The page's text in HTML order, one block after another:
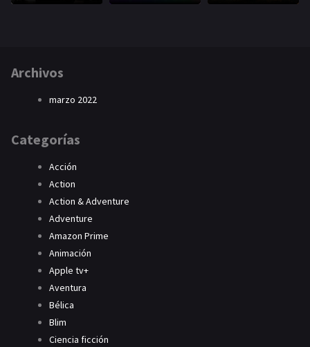
Archivos
marzo 2022
Categorías
Acción
Action
Action & Adventure
Adventure
Amazon Prime
Animación
Apple tv+
Aventura
Bélica
Blim
Ciencia ficción